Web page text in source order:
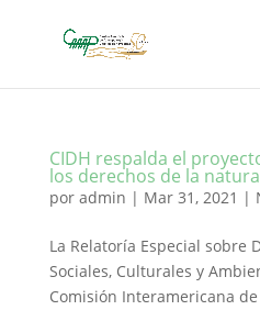
CIDH respalda el
los derechos de la
por admin | Mar 31, 2021 |
La Relatoría Especial sobre
Sociales, Culturales y
Comisión Interamericana